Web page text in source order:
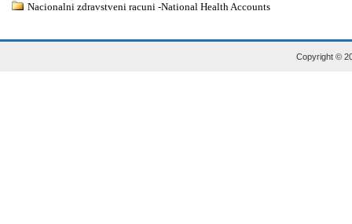
Nacionalni zdravstveni racuni -National Health Accounts
Copyright ©